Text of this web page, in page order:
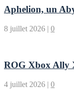
Aphelion, un
8 juillet 2026 | 0
ROG Xbox Ally
4 juillet 2026 | 0